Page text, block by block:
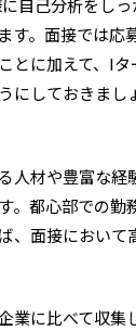
自己分析をしっ
す。面接では応
とに加えて、Iタ
にしておきまし
人材や豊富な経
。都心部での勤
、面接において
業に比べて収集